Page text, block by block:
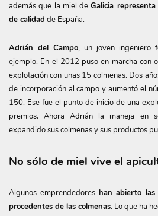
además que la miel deGalicia
de calidad de España.
Adrián del Campo, un joven ingeniero
ejemplo. En el 2012 puso en marcha con
explotación con unas 15 colmenas. Dos
de incorporación al campo y aumentó el
150. Ese fue el punto de inicio de una
premios. Ahora Adrián la maneja en
expandido sus colmenas y sus productos
No sólo de miel vive el
Algunos emprendedores han abierto
procedentes de las colmenas. Lo que ha